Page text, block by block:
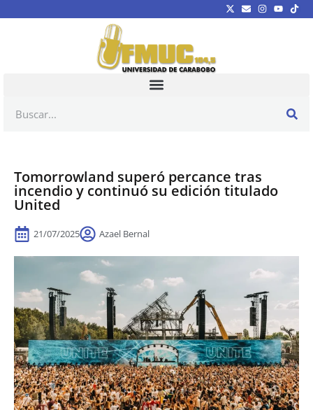
Tomorrowland superó percance tras
incendio y continuó su edición titulado
United
21/07/2025 Azael Bernal